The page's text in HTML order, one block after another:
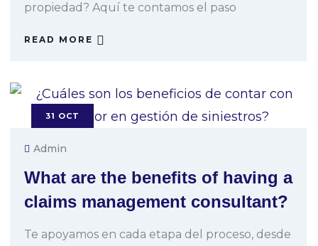
propiedad? Aquí te contamos el paso
READ MORE
31 OCT
Admin
What are the benefits of having a
claims management consultant?
Te apoyamos en cada etapa del proceso, desde